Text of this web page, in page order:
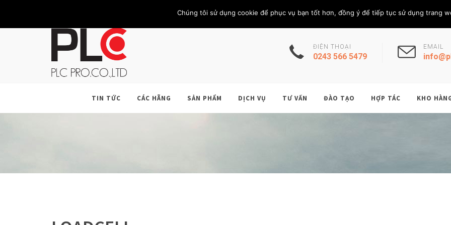
KHÁCH HÀNG LIÊN HỆ THÀNH VIÊN Thứ Năm, 6/8/
ĐIỆN THOẠI
0243 566 5479
EMAIL
TIN TỨC CÁC HÃNG SẢN PHẨM DỊCH VỤ TƯ VẤN ĐÀO TẠO HỢP TÁC KHO
Chúng tôi sử dụng cookie để phục vụ bạn tốt hơn, đồng ý để tiếp tục sử dụng trang